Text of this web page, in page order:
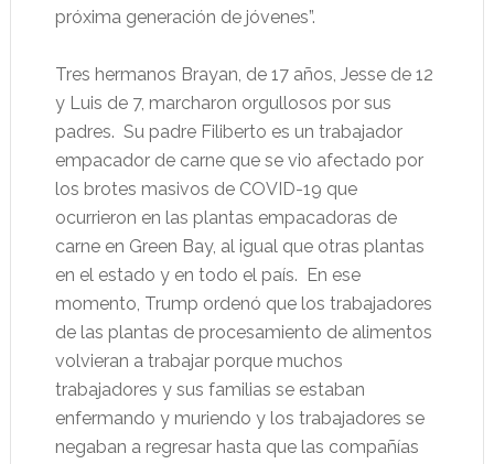
próxima generación de jóvenes”.
Tres hermanos Brayan, de 17 años, Jesse de 12
y Luis de 7, marcharon orgullosos por sus
padres. Su padre Filiberto es un trabajador
empacador de carne que se vio afectado por
los brotes masivos de COVID-19 que
ocurrieron en las plantas empacadoras de
carne en Green Bay, al igual que otras plantas
en el estado y en todo el país. En ese
momento, Trump ordenó que los trabajadores
de las plantas de procesamiento de alimentos
volvieran a trabajar porque muchos
trabajadores y sus familias se estaban
enfermando y muriendo y los trabajadores se
negaban a regresar hasta que las compañías